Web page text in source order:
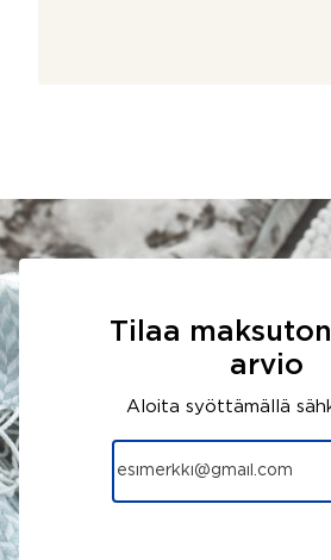
Tilaa
arvio
Aloita syöttämällä